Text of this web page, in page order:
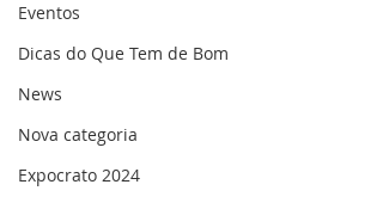
Eventos
Dicas do Que Tem de Bom
News
Nova categoria
Expocrato 2024